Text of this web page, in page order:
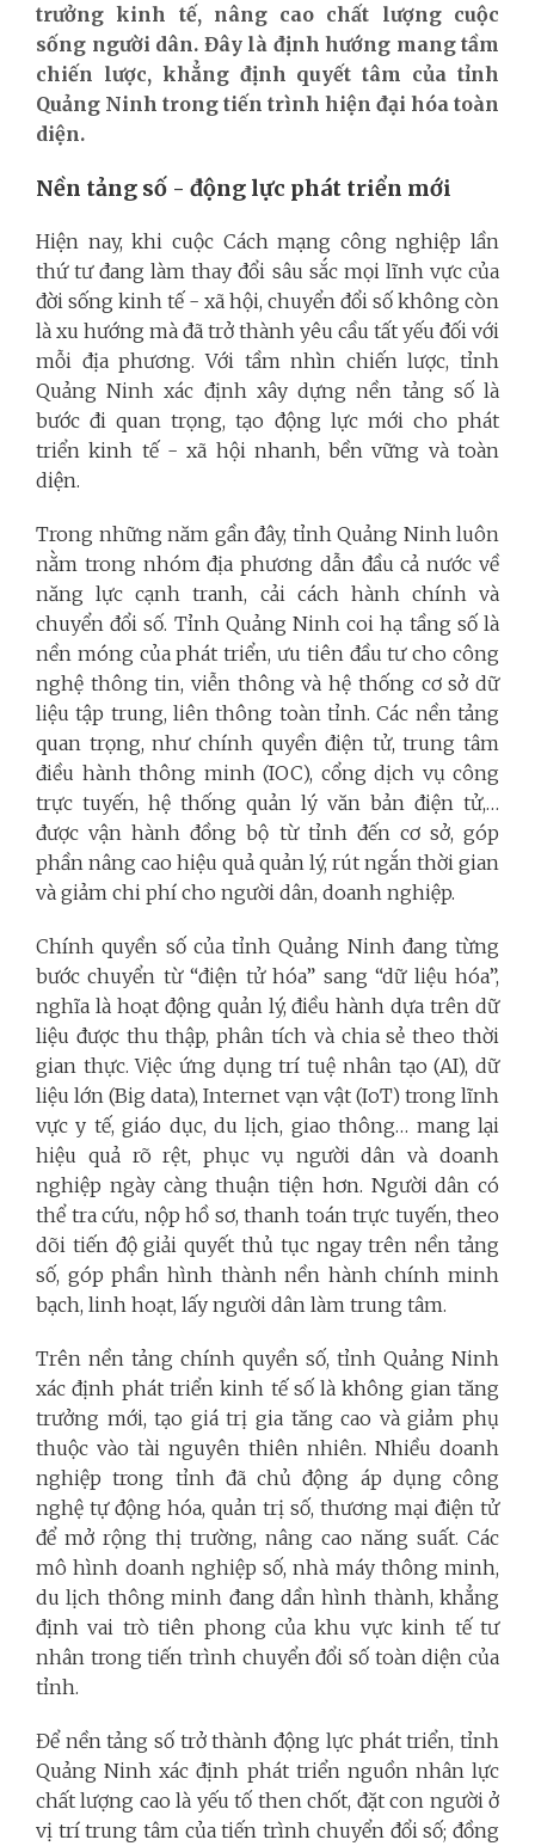
trưởng kinh tế, nâng cao chất lượng cuộc
sống người dân. Đây là định hướng mang tầm
chiến lược, khẳng định quyết tâm của tỉnh
Quảng Ninh trong tiến trình hiện đại hóa toàn
diện.
Nền tảng số - động lực phát triển mới
Hiện nay, khi cuộc Cách mạng công nghiệp lần
thứ tư đang làm thay đổi sâu sắc mọi lĩnh vực của
đời sống kinh tế - xã hội, chuyển đổi số không còn
là xu hướng mà đã trở thành yêu cầu tất yếu đối với
mỗi địa phương. Với tầm nhìn chiến lược, tỉnh
Quảng Ninh xác định xây dựng nền tảng số là
bước đi quan trọng, tạo động lực mới cho phát
triển kinh tế - xã hội nhanh, bền vững và toàn
diện.
Trong những năm gần đây, tỉnh Quảng Ninh luôn
nằm trong nhóm địa phương dẫn đầu cả nước về
năng lực cạnh tranh, cải cách hành chính và
chuyển đổi số. Tỉnh Quảng Ninh coi hạ tầng số là
nền móng của phát triển, ưu tiên đầu tư cho công
nghệ thông tin, viễn thông và hệ thống cơ sở dữ
liệu tập trung, liên thông toàn tỉnh. Các nền tảng
quan trọng, như chính quyền điện tử, trung tâm
điều hành thông minh (IOC), cổng dịch vụ công
trực tuyến, hệ thống quản lý văn bản điện tử,…
được vận hành đồng bộ từ tỉnh đến cơ sở, góp
phần nâng cao hiệu quả quản lý, rút ngắn thời gian
và giảm chi phí cho người dân, doanh nghiệp.
Chính quyền số của tỉnh Quảng Ninh đang từng
bước chuyển từ “điện tử hóa” sang “dữ liệu hóa”,
nghĩa là hoạt động quản lý, điều hành dựa trên dữ
liệu được thu thập, phân tích và chia sẻ theo thời
gian thực. Việc ứng dụng trí tuệ nhân tạo (AI), dữ
liệu lớn (Big data), Internet vạn vật (IoT) trong lĩnh
vực y tế, giáo dục, du lịch, giao thông… mang lại
hiệu quả rõ rệt, phục vụ người dân và doanh
nghiệp ngày càng thuận tiện hơn. Người dân có
thể tra cứu, nộp hồ sơ, thanh toán trực tuyến, theo
dõi tiến độ giải quyết thủ tục ngay trên nền tảng
số, góp phần hình thành nền hành chính minh
bạch, linh hoạt, lấy người dân làm trung tâm.
Trên nền tảng chính quyền số, tỉnh Quảng Ninh
xác định phát triển kinh tế số là không gian tăng
trưởng mới, tạo giá trị gia tăng cao và giảm phụ
thuộc vào tài nguyên thiên nhiên. Nhiều doanh
nghiệp trong tỉnh đã chủ động áp dụng công
nghệ tự động hóa, quản trị số, thương mại điện tử
để mở rộng thị trường, nâng cao năng suất. Các
mô hình doanh nghiệp số, nhà máy thông minh,
du lịch thông minh đang dần hình thành, khẳng
định vai trò tiên phong của khu vực kinh tế tư
nhân trong tiến trình chuyển đổi số toàn diện của
tỉnh.
Để nền tảng số trở thành động lực phát triển, tỉnh
Quảng Ninh xác định phát triển nguồn nhân lực
chất lượng cao là yếu tố then chốt, đặt con người ở
vị trí trung tâm của tiến trình chuyển đổi số; đồng